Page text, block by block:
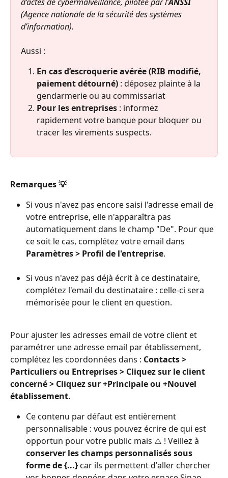
d’actes de cybermalveillance, pilotée par l’ANSSI
(Agence nationale de la sécurité des systèmes
d’information).
Aussi :
En cas d’escroquerie avérée (RIB modifié,
paiement détourné) : déposez plainte à la
gendarmerie ou au commissariat
Pour les entreprises : informez
rapidement votre banque pour bloquer ou
tracer les virements suspects.
Remarques 💡
Si vous n'avez pas encore saisi l'adresse email de
votre entreprise, elle n'apparaîtra pas
automatiquement dans le champ "De". Pour que
ce soit le cas, complétez votre email dans
Paramètres > Profil de l'entreprise.
Si vous n'avez pas déjà écrit à ce destinataire,
complétez l'email du destinataire : celle-ci sera
mémorisée pour le client en question.
Pour ajuster les adresses email de votre client et
paramétrer une adresse email par établissement,
complétez les coordonnées dans : Contacts >
Particuliers ou Entreprises > Cliquez sur le client
concerné > Cliquez sur +Principale ou +Nouvel
établissement.
Ce contenu par défaut est entièrement
personnalisable : vous pouvez écrire de qui est
opportun pour votre public mais ⚠️ ! Veillez à
conserver les champs personnalisés sous
forme de {...} car ils permettent d'aller chercher